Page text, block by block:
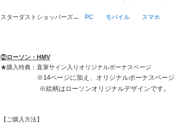
スターダストショッパーズ→ PC モバイル スマホ
②ローソン・HMV
★購入特典： 直筆サイン入りオリジナルボーナスページ
※14ページに加え、オリジナルボーナスページ
※絵柄はローソンオリジナルデザインです。
【ご購入方法】